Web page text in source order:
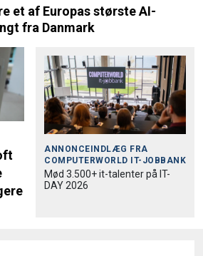
et af Europas største AI-
fra Danmark
ANNONCEINDLÆG FRA
COMPUTERWORLD IT-JOBBANK
Mød 3.500+ it-talenter på IT-
DAY 2026